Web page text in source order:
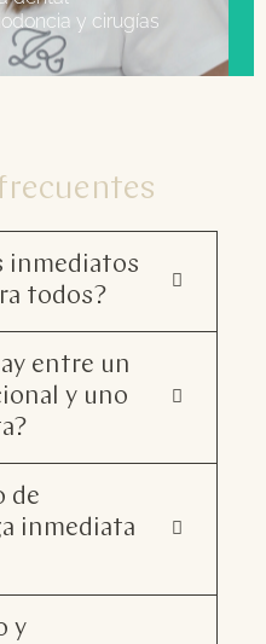
y cirugías
inmediatos
todos?
entre un
y uno
de
inmediata
y